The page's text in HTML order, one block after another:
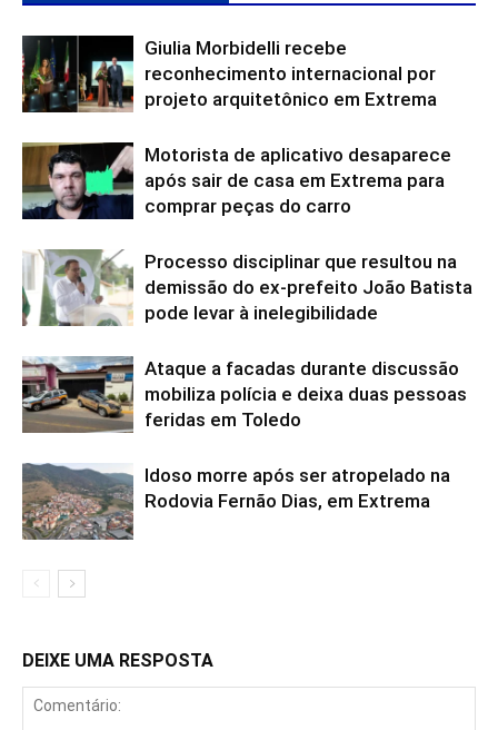
Giulia Morbidelli recebe
reconhecimento internacional por
projeto arquitetônico em Extrema
Motorista de aplicativo desaparece
após sair de casa em Extrema para
comprar peças do carro
Processo disciplinar que resultou na
demissão do ex-prefeito João Batista
pode levar à inelegibilidade
Ataque a facadas durante discussão
mobiliza polícia e deixa duas pessoas
feridas em Toledo
Idoso morre após ser atropelado na
Rodovia Fernão Dias, em Extrema
DEIXE UMA RESPOSTA